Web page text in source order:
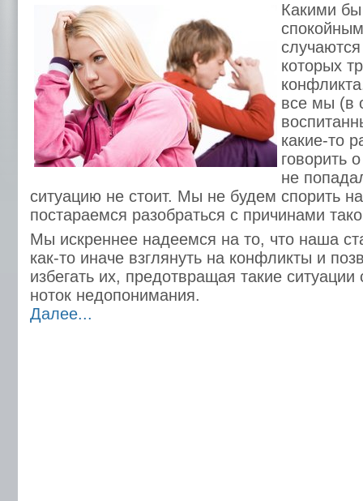
Какими
которых
все мы (в
какие-то
говорить
не
ситуацию не стоит. Мы не будем спорить
постараемся разобраться с причинами
Мы искреннее надеемся на то, что наша
как-то иначе взглянуть на конфликты и
избегать их, предотвращая такие
ноток недопонимания.
Далее...